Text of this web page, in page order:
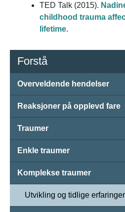
TED Talk (2015).
childhood trauma
lifetime.
Forstå
Overveldende hendelser
Reaksjoner på opplevd fare
Traumer
Enkle traumer
Komplekse traumer
Utvikling og tidlige erfaringer